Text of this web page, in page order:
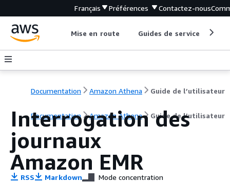
Français Préférences Contactez-nous
Mise en route Guides de service
Documentation Amazon Athena Guide de l’utilisateur
Documentation Amazon Athena Guide de l’utilisateur
Interrogation des
journaux
Amazon EMR
RSS Markdown Mode concentration